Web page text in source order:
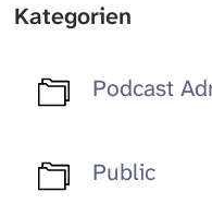
Kategorien
Podcast
Public